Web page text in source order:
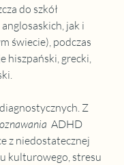
do szkół
jak i
świecie), podczas
hiszpański, grecki,
Z
ADHD
z niedostatecznej
kulturowego, stresu